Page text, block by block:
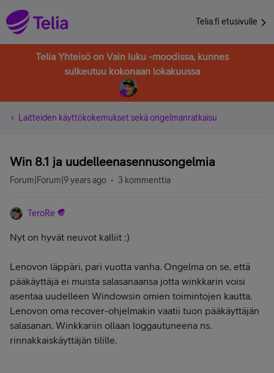
Telia.fi etusivulle
Telia Yhteisö on Vain luku -moodissa, kunnes
sulkeutuu kokonaan lokakuussa
Laitteiden käyttökokemukset sekä ongelmanratkaisu
Win 8.1 ja uudelleenasennusongelmia
Forum|Forum|9 years ago 3 kommenttia
TeroRe
Nyt on hyvät neuvot kalliit :)
Lenovon läppäri, pari vuotta vanha. Ongelma on se, että
pääkäyttäjä ei muista salasanaansa jotta winkkarin voisi
asentaa uudelleen Windowsin omien toimintojen kautta.
Lenovon oma recover-ohjelmakin vaatii tuon pääkäyttäjän
salasanan. Winkkariin ollaan loggautuneena ns.
rinnakkaiskäyttäjän tilille.